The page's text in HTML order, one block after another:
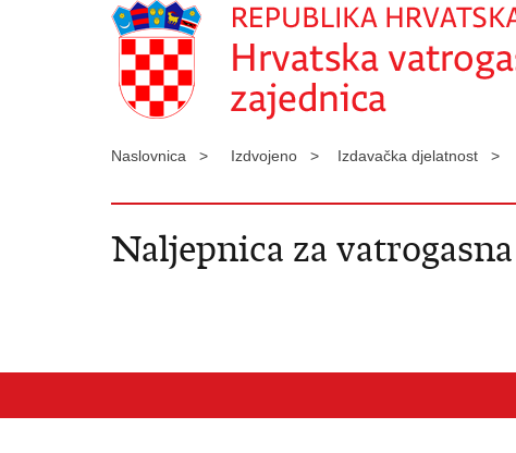
Naslovnica > Izdvojeno > Izdavačka djelatnost >
Naljepnica za